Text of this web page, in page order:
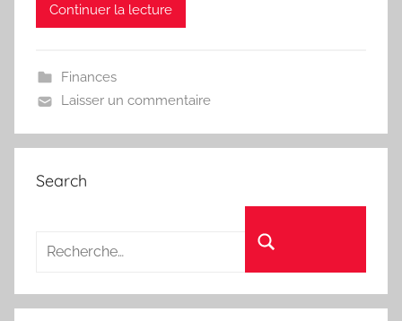
Continuer la lecture
Finances
Laisser un commentaire
Search